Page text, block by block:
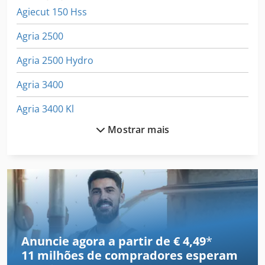
Agiecut 150 Hss
Agria 2500
Agria 2500 Hydro
Agria 3400
Agria 3400 Kl
Agria 5900 Cyclone 22
Agria 5900 Taifun 22
Agria 900 S
Agria 9600
Agricultura
Mostrar mais
Anuncie agora a partir de € 4,49*
11 milhões de compradores esperam